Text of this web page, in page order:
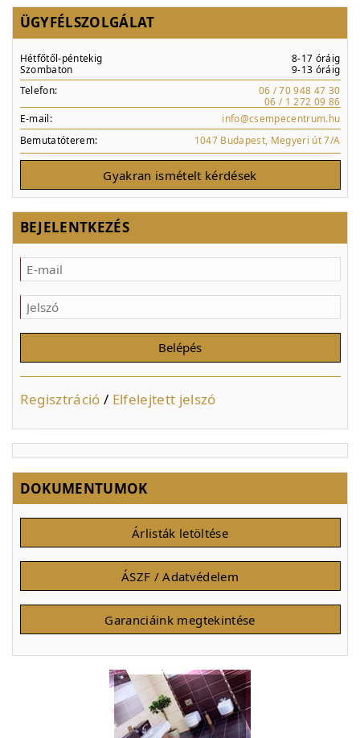
ÜGYFÉLSZOLGÁLAT
Hétfőtől-péntekig
8-17 óráig
Szombaton
9-13 óráig
Telefon:
06 / 70 948 47 30
06 / 1 272 09 86
E-mail:
info@csempecentrum.hu
Bemutatóterem:
1047 Budapest, Megyeri út 7/A
Gyakran ismételt kérdések
BEJELENTKEZÉS
Regisztráció / Elfelejtett jelszó
DOKUMENTUMOK
Árlisták letöltése
ÁSZF / Adatvédelem
Garanciáink megtekintése